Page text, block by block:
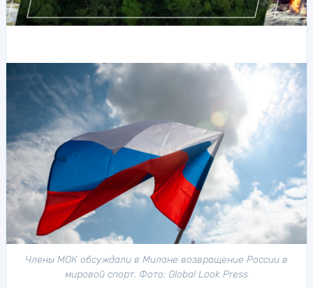
Члены МОК обсуждали в Милане возвращение России в
мировой спорт. Фото: Global Look Press